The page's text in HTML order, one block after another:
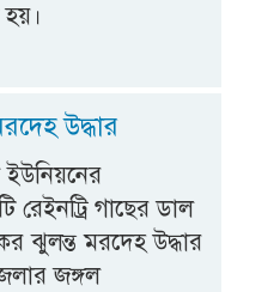
হয়।
উদ্ধার
ইউনিয়নের
রেইনট্রি গাছের ডাল
ঝুলন্ত মরদেহ উদ্ধার
জঙ্গল